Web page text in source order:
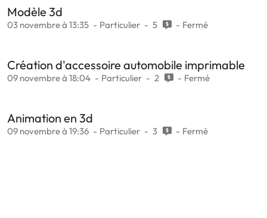
Modèle 3d
03 novembre à 13:35 Particulier 5 Fermé
Création d'accessoire automobile imprimable
09 novembre à 18:04 Particulier 2 Fermé
Animation en 3d
09 novembre à 19:36 Particulier 3 Fermé